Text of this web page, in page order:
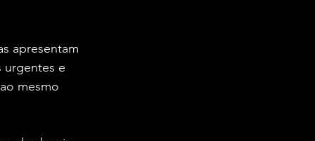
apresentam
urgentes e
mesmo